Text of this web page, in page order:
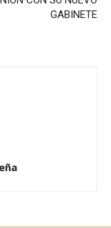
GABINETE